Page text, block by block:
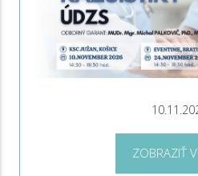
ZOBRAZIŤ